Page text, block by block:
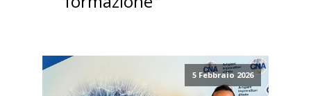
5 Febbraio 2026